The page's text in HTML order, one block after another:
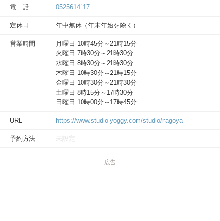
電 話 0525614117
定休日 年中無休（年末年始を除く）
営業時間
月曜日 10時45分～21時15分
火曜日 7時30分～21時30分
水曜日 8時30分～21時30分
木曜日 10時30分～21時15分
金曜日 10時30分～21時30分
土曜日 8時15分～17時30分
日曜日 10時00分～17時45分
URL https://www.studio-yoggy.com/studio/nagoya
予約方法 未設定
広告